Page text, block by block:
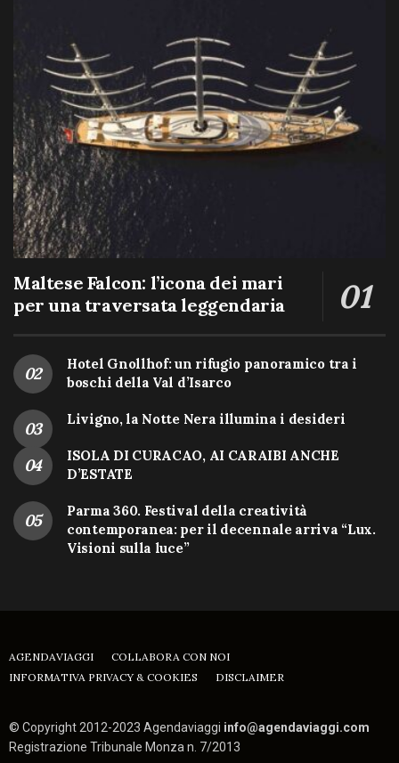
Maltese Falcon: l’icona dei mari
per una traversata leggendaria
Hotel Gnollhof: un rifugio panoramico tra i
boschi della Val d’Isarco
Livigno, la Notte Nera illumina i desideri
ISOLA DI CURACAO, AI CARAIBI ANCHE
D’ESTATE
Parma 360. Festival della creatività
contemporanea: per il decennale arriva “Lux.
Visioni sulla luce”
AGENDAVIAGGI
COLLABORA CON NOI
INFORMATIVA PRIVACY & COOKIES
DISCLAIMER
© Copyright 2012-2023 Agendaviaggi info@agendaviaggi.com
Registrazione Tribunale Monza n. 7/2013